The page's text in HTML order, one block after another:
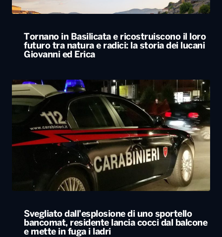
Tornano in Basilicata e ricostruiscono il loro
futuro tra natura e radici: la storia dei lucani
Giovanni ed Erica
Svegliato dall’esplosione di uno sportello
bancomat, residente lancia cocci dal balcone
e mette in fuga i ladri